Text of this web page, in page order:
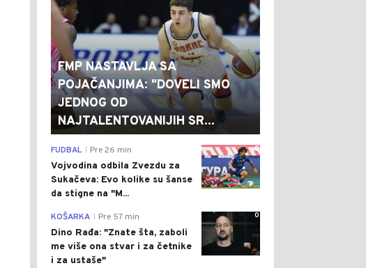
FMP NASTAVLJA SA
POJAČANJIMA: "DOVELI SMO
JEDNOG OD
NAJTALENTOVANIJIH SR...
0
FUDBAL Pre 26 min
Vojvodina odbila Zvezdu za
Sukačeva: Evo kolike su šanse
da stigne na "M...
0
KOŠARKA Pre 57 min
Dino Rađa: "Znate šta, zaboli
me više ona stvar i za četnike
i za ustaše"